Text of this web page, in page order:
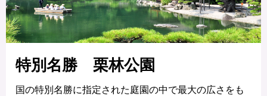
特別名勝 栗林公園
国の特別名勝に指定された庭園の中で最大の広さをも